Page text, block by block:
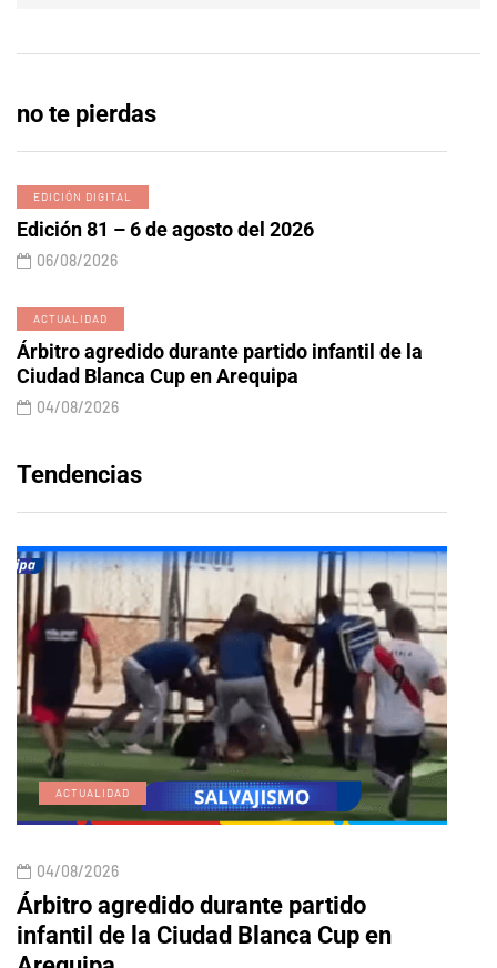
no te pierdas
EDICIÓN DIGITAL
Edición 81 – 6 de agosto del 2026
06/08/2026
ACTUALIDAD
Árbitro agredido durante partido infantil de la
Ciudad Blanca Cup en Arequipa
04/08/2026
Tendencias
ACTUALIDAD
04/08/2026
Árbitro agredido durante partido
infantil de la Ciudad Blanca Cup en